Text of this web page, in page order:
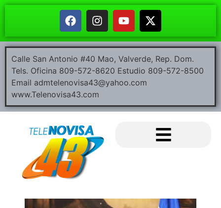
Calle San Antonio #40 Mao, Valverde, Rep. Dom.
Tels. Oficina 809-572-8620 Estudio 809-572-8500
Email admtelenovisa43@yahoo.com
www.Telenovisa43.com